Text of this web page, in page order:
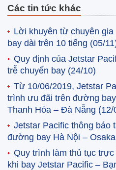
Các tin tức khác
Lời khuyên từ chuyên
bay dài trên 10 tiếng (05/
Quy định của Jetstar
trễ chuyến bay (24/10)
Từ 10/06/2019, Jetstar
trình ưu đãi trên đường
Thanh Hóa – Đà Nẵng (12/
Jetstar Pacific thông báo
đường bay Hà Nội –
Quy trình làm thủ tục
khi bay Jetstar Pacific –